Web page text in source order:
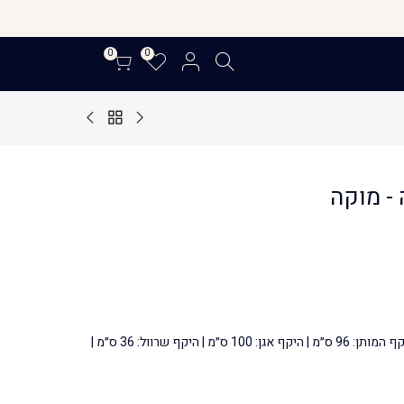
0
0
- מוקה
אורך: 61 ס״מ | היקף חזה: 98 ס״מ | היקף המותן: 96 ס״מ | היקף אגן: 100 ס״מ | היקף שרוול: 36 ס״מ |